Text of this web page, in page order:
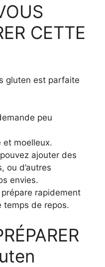
CETTE
gluten est parfaite
peu
et moelleux.
ajouter des
ou d’autres
envies.
rapidement
temps de repos.